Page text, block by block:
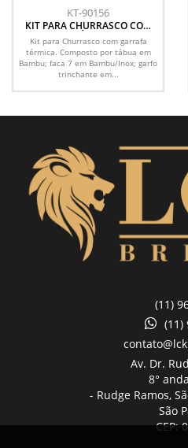
KT-90156
KIT PARA CHURRASCO COM
GARRAFA TÉRMICA - 5 PÇS
Kit para Churrasco com garrafa
térmica. Composto por tábua em
Bambu; faca 7 em Bambu/Inox; garfo
trinchante em...
(11)
(11)
Av. Dr.
8°
- Rudge Ramos,
São
CEP: